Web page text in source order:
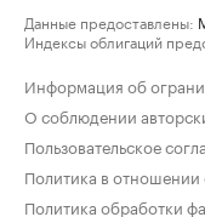
Данные предоставлены:
Индексы облигаций
Информация об
О соблюдении
Пользовательское
Политика в
Политика обработки